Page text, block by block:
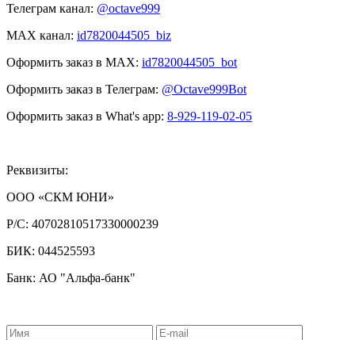
Телеграм канал: @octave999
MAX канал: id7820044505_biz
Оформить заказ в MAX: id7820044505_bot
Оформить заказ в Телеграм: @Octave999Bot
Оформить заказ в What's app: 8-929-119-02-05
Реквизиты:
ООО «СКМ ЮНИ»
Р/С: 40702810517330000239
БИК: 044525593
Банк: АО "Альфа-банк"